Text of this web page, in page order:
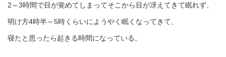
2～3時間で目が覚めてしまってそこから目が冴えてきて眠れず、
明け方4時半～5時くらいにようやく眠くなってきて、
寝たと思ったら起きる時間になっている。